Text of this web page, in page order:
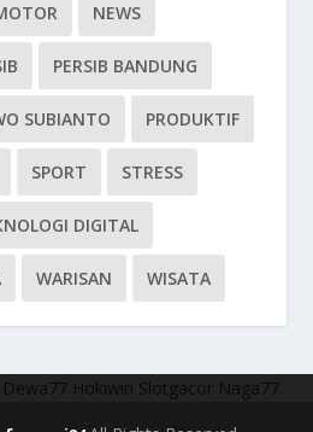
NEWS
PERSIB BANDUNG
SUBIANTO PRODUKTIF
SPORT STRESS
DIGITAL
WARISAN WISATA
Dewa77 Hokiwin Slotgacor Naga77